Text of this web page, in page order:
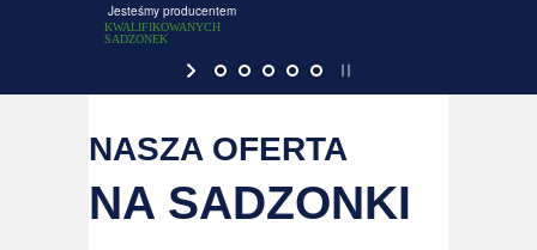
Jesteśmy producentem
KWALIFIKOWANYCH
SADZONEK
NASZA OFERTA
NA SADZONKI